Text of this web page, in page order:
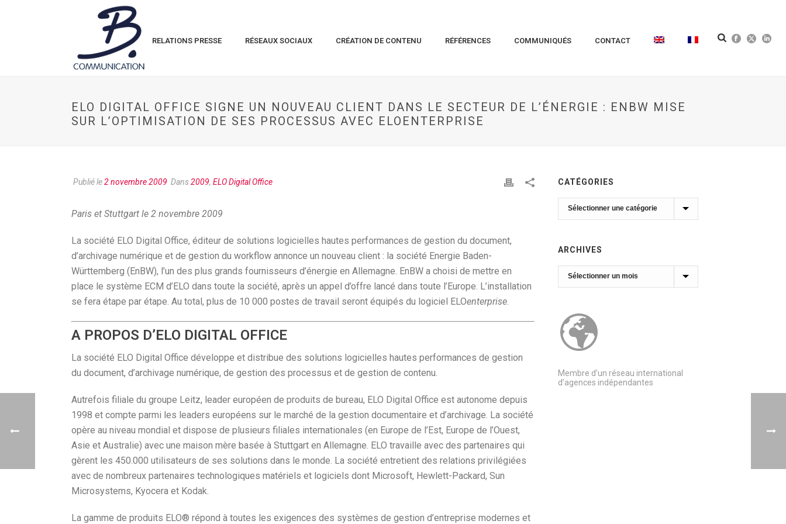
RELATIONS PRESSE RÉSEAUX SOCIAUX CRÉATION DE CONTENU RÉFÉRENCES COMMUNIQUÉS CONTACT
ELO DIGITAL OFFICE SIGNE UN NOUVEAU CLIENT DANS LE SECTEUR DE L’ÉNERGIE : ENBW MISE
SUR L’OPTIMISATION DE SES PROCESSUS AVEC ELOENTERPRISE
Publié le2 novembre 2009 Dans2009, ELO Digital Office
Paris et Stuttgart le 2 novembre 2009
La société ELO Digital Office, éditeur de solutions logicielles hautes performances de gestion du document,
d’archivage numérique et de gestion du workflow annonce un nouveau client : la société Energie Baden-
Württemberg (EnBW), l’un des plus grands fournisseurs d’énergie en Allemagne. EnBW a choisi de mettre en
place le système ECM d’ELO dans toute la société, après un appel d’offre lancé dans toute l’Europe. L’installation
se fera étape par étape. Au total, plus de 10 000 postes de travail seront équipés du logiciel ELOenterprise.
A PROPOS D’ELO DIGITAL OFFICE
La société ELO Digital Office développe et distribue des solutions logicielles hautes performances de gestion
du document, d’archivage numérique, de gestion des processus et de gestion de contenu.
Autrefois filiale du groupe Leitz, leader européen de produits de bureau, ELO Digital Office est autonome depuis
1998 et compte parmi les leaders européens sur le marché de la gestion documentaire et d’archivage. La société
opère au niveau mondial et dispose de plusieurs filiales internationales (en Europe de l’Est, Europe de l’Ouest,
Asie et Australie) avec une maison mère basée à Stuttgart en Allemagne. ELO travaille avec des partenaires qui
gèrent les 450.000 utilisateurs de ses solutions dans le monde. La société entretient des relations privilégiées
avec de nombreux partenaires technologiques matériels et logiciels dont Microsoft, Hewlett-Packard, Sun
Microsystems, Kyocera et Kodak.
La gamme de produits ELO® répond à toutes les exigences des systèmes de gestion d’entreprise modernes et
CATÉGORIES
Catégories
ARCHIVES
Archives
Membre d’un réseau international
d’agences indépendantes